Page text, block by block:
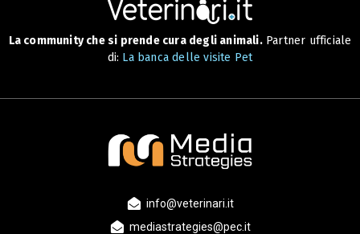
La community che si prende cura degli animali.Partner ufficiale
di: La banca delle visite Pet
info@veterinari.it
mediastrategies@pec.it